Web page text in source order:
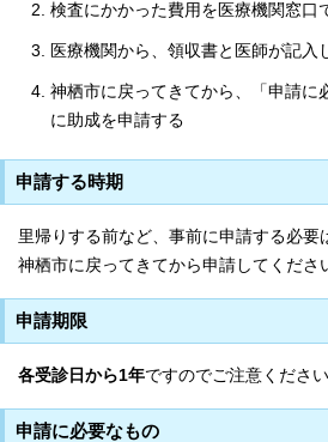
検査にかかった費用を医療機関窓口
医療機関から、領収書と医師が記入
神栖市に戻ってきてから、「申請に
に助成を申請する
申請する時期
里帰りする前など、事前に申請する必要
神栖市に戻ってきてから申請してくださ
申請期限
各受診日から1年ですのでご注意ください
申請に必要なもの